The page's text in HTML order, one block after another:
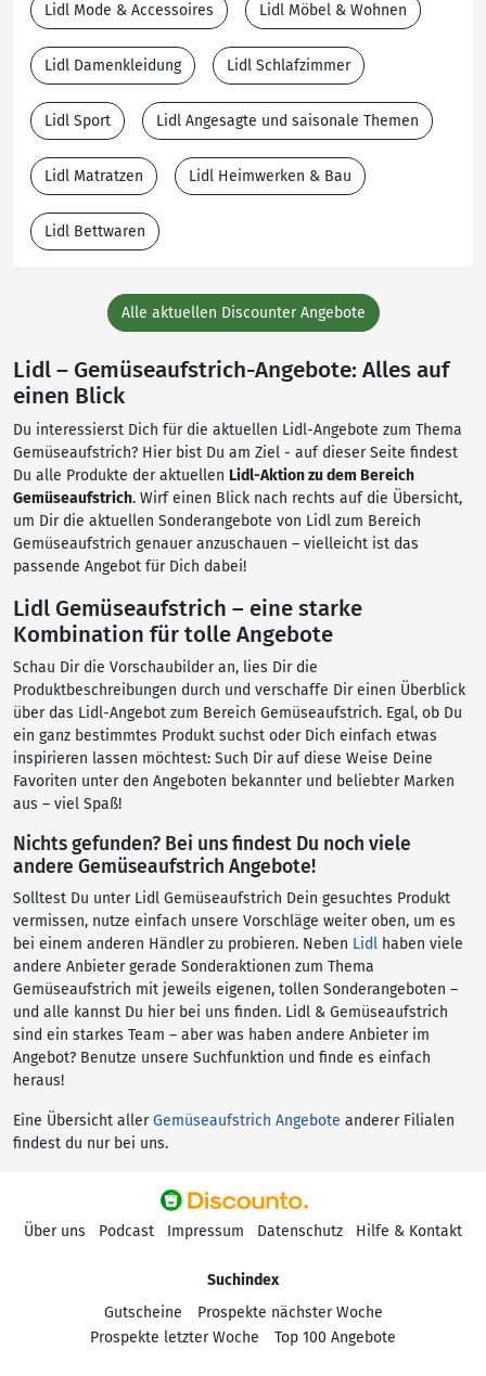
Lidl Mode & Accessoires Lidl Möbel & Wohnen
Lidl Damenkleidung Lidl Schlafzimmer
Lidl Sport Lidl Angesagte und saisonale Themen
Lidl Matratzen Lidl Heimwerken & Bau
Lidl Bettwaren
Alle aktuellen Discounter Angebote
Lidl – Gemüseaufstrich-Angebote: Alles auf
einen Blick
Du interessierst Dich für die aktuellen Lidl-Angebote zum Thema
Gemüseaufstrich? Hier bist Du am Ziel - auf dieser Seite findest
Du alle Produkte der aktuellen Lidl-Aktion zu dem Bereich
Gemüseaufstrich. Wirf einen Blick nach rechts auf die Übersicht,
um Dir die aktuellen Sonderangebote von Lidl zum Bereich
Gemüseaufstrich genauer anzuschauen – vielleicht ist das
passende Angebot für Dich dabei!
Lidl Gemüseaufstrich – eine starke
Kombination für tolle Angebote
Schau Dir die Vorschaubilder an, lies Dir die
Produktbeschreibungen durch und verschaffe Dir einen Überblick
über das Lidl-Angebot zum Bereich Gemüseaufstrich. Egal, ob Du
ein ganz bestimmtes Produkt suchst oder Dich einfach etwas
inspirieren lassen möchtest: Such Dir auf diese Weise Deine
Favoriten unter den Angeboten bekannter und beliebter Marken
aus – viel Spaß!
Nichts gefunden? Bei uns findest Du noch viele
andere Gemüseaufstrich Angebote!
Solltest Du unter Lidl Gemüseaufstrich Dein gesuchtes Produkt
vermissen, nutze einfach unsere Vorschläge weiter oben, um es
bei einem anderen Händler zu probieren. Neben Lidl haben viele
andere Anbieter gerade Sonderaktionen zum Thema
Gemüseaufstrich mit jeweils eigenen, tollen Sonderangeboten –
und alle kannst Du hier bei uns finden. Lidl & Gemüseaufstrich
sind ein starkes Team – aber was haben andere Anbieter im
Angebot? Benutze unsere Suchfunktion und finde es einfach
heraus!
Eine Übersicht allerGemüseaufstrich Angebote anderer Filialen
findest du nur bei uns.
Über uns Podcast Impressum Datenschutz Hilfe & Kontakt
Suchindex
Gutscheine
Prospekte nächster Woche
Prospekte letzter Woche
Top 100 Angebote